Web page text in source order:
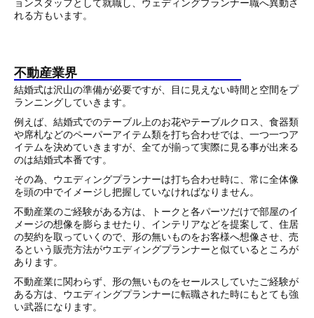
ョンスタッフとして就職し、ウェディングプランナー職へ異動さ
れる方もいます。
不動産業界
結婚式は沢山の準備が必要ですが、目に見えない時間と空間をプ
ランニングしていきます。
例えば、結婚式でのテーブル上のお花やテーブルクロス、食器類
や席札などのペーパーアイテム類を打ち合わせでは、一つ一つア
イテムを決めていきますが、全てが揃って実際に見る事が出来る
のは結婚式本番です。
その為、ウエディングプランナーは打ち合わせ時に、常に全体像
を頭の中でイメージし把握していなければなりません。
不動産業のご経験がある方は、トークと各パーツだけで部屋のイ
メージの想像を膨らませたり、インテリアなどを提案して、住居
の契約を取っていくので、形の無いものをお客様へ想像させ、売
るという販売方法がウエディングプランナーと似ているところが
あります。
不動産業に関わらず、形の無いものをセールスしていたご経験が
ある方は、ウエディングプランナーに転職された時にもとても強
い武器になります。